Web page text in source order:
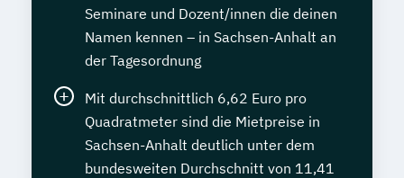
Seminare und Dozent/innen die deinen
Namen kennen – in Sachsen-Anhalt an
der Tagesordnung
Mit durchschnittlich 6,62 Euro pro
Quadratmeter sind die Mietpreise in
Sachsen-Anhalt deutlich unter dem
bundesweiten Durchschnitt von 11,41